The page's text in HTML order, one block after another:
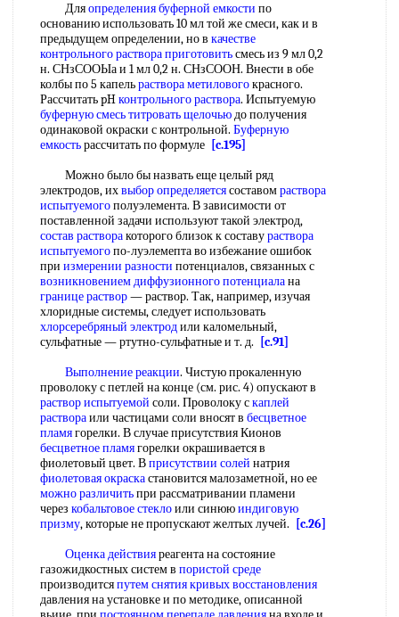
Дляопределения буферной емкости по
основанию использовать 10 мл той же смеси, как и в
предыдущем определении, но в качестве
контрольногораствора приготовитьсмесь из 9 мл 0,2
н. СНзСООЫа и 1 мл 0,2 н. СНзСООН. Внести в обе
колбы по 5 капельраствора метиловогокрасного.
Рассчитать pHконтрольного раствора. Испытуемую
буферную смесьтитровать щелочьюдо получения
одинаковой окраски с контрольной. Буферную
емкостьрассчитать по формуле [c.195]
Можно было бы назвать еще целый ряд
электродов, ихвыбор определяетсясоставомраствора
испытуемогополуэлемента. В зависимости от
поставленной задачи используют такой электрод,
состав растворакоторого близок к составураствора
испытуемогопо-луэлемепта во избежание ошибок
при измерении разности потенциалов, связанных с
возникновением диффузионного потенциалана
границе раствор— раствор. Так, например, изучая
хлоридные системы, следует использовать
хлорсеребряный электродили каломельный,
сульфатные — ртутно-сульфатные и т. д.
[c.91]
Выполнение реакции. Чистую прокаленную
проволоку с петлей на конце (см. рис. 4) опускают в
раствор испытуемой соли. Проволоку скаплей
раствораили частицами соли вносят в бесцветное
пламягорелки. В случае присутствия Кионов
бесцветное пламягорелки окрашивается в
фиолетовый цвет. Вприсутствии солей натрия
фиолетовая окраскастановится малозаметной, но ее
можно различитьпри рассматривании пламени
через кобальтовое стеклоили синююиндиговую
призму, которые не пропускают желтых лучей.
[c.26]
Оценка действияреагента на состояние
газожидкостных систем в пористой среде
производитсяпутем снятиякривых восстановления
давления на установке и по методике, описанной